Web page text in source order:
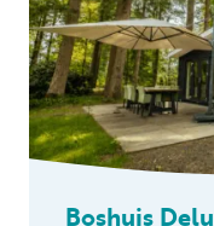
Boshuis